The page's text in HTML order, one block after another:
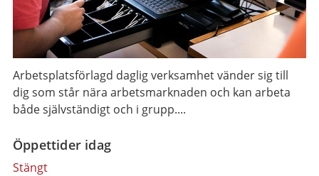
Arbetsplatsförlagd daglig verksamhet vänder sig till
dig som står nära arbetsmarknaden och kan arbeta
både självständigt och i grupp....
Öppettider idag
Stängt